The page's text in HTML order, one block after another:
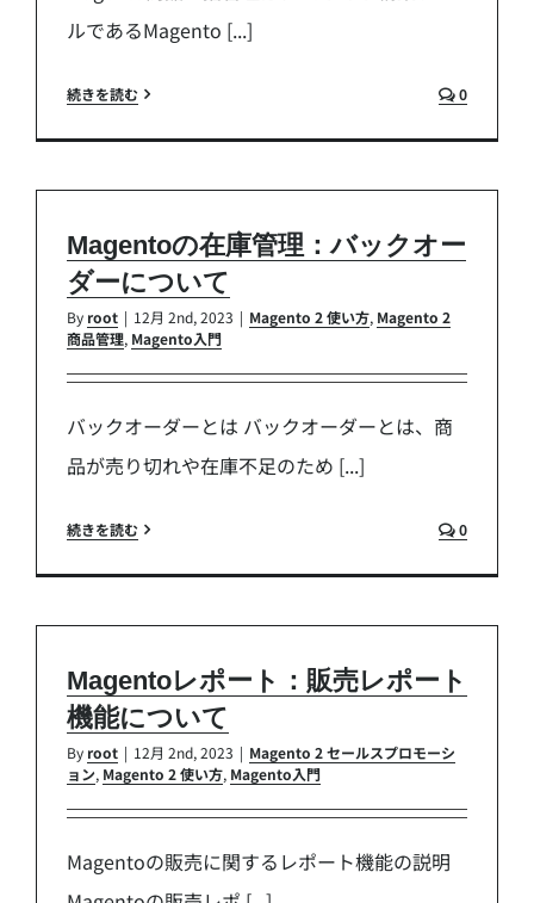
ルであるMagento [...]
続きを読む 0
Magentoの在庫管理：バックオー
ダーについて
By root | 12月 2nd, 2023 | Magento 2 使い方, Magento 2
商品管理, Magento入門
バックオーダーとは バックオーダーとは、商
品が売り切れや在庫不足のため [...]
続きを読む 0
Magentoレポート：販売レポート
機能について
By root | 12月 2nd, 2023 | Magento 2 セールスプロモーシ
ョン, Magento 2 使い方, Magento入門
Magentoの販売に関するレポート機能の説明